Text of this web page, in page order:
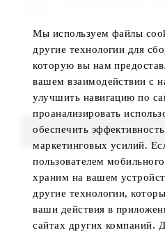
Add
FIND
Мы используем файлы
другие технологии для
которую вы нам
вашем взаимодействии с
улучшить навигацию по
проанализировать
обеспечить
маркетинговых усилий.
пользователем
храним на вашем
другие технологии,
ваши действия в
сайтах других компаний.